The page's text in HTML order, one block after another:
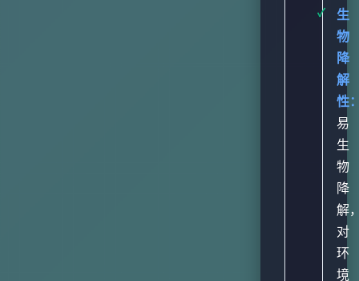
生
物
降
解
性
易
生
物
降
解
对
环
境